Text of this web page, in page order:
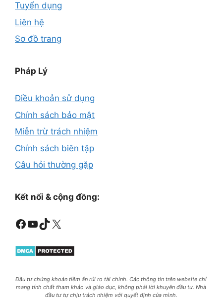
Tuyển dụng
Liên hệ
Sơ đồ trang
Pháp Lý
Điều khoản sử dụng
Chính sách bảo mật
Miễn trừ trách nhiệm
Chính sách biên tập
Câu hỏi thường gặp
Kết nối & cộng đồng:
Facebook
Youtube
TikTok
X
Đầu tư chứng khoán tiềm ẩn rủi ro tài chính. Các thông tin trên website chỉ
mang tính chất tham khảo và giáo dục, không phải lời khuyên đầu tư. Nhà
đầu tư tự chịu trách nhiệm với quyết định của mình.